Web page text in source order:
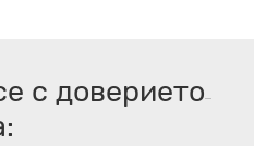
с доверието